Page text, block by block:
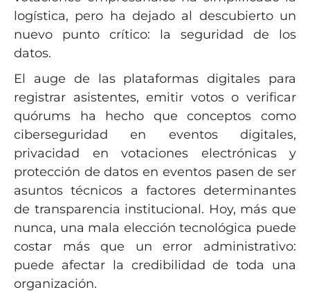
logística, pero ha dejado al descubierto un
nuevo punto crítico: la seguridad de los
datos.
El auge de las plataformas digitales para
registrar asistentes, emitir votos o verificar
quórums ha hecho que conceptos como
ciberseguridad en eventos digitales,
privacidad en votaciones electrónicas y
protección de datos en eventos pasen de ser
asuntos técnicos a factores determinantes
de transparencia institucional. Hoy, más que
nunca, una mala elección tecnológica puede
costar más que un error administrativo:
puede afectar la credibilidad de toda una
organización.